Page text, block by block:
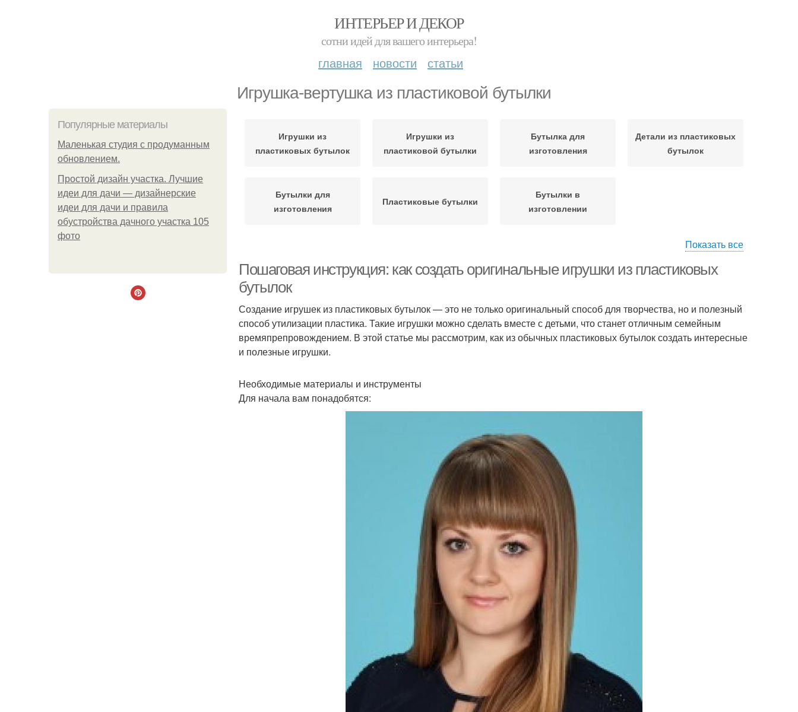
ИНТЕРЬЕР И ДЕКОР
сотни идей для вашего интерьера!
главная новости статьи
Игрушка-вертушка из пластиковой бутылки
Популярные материалы
Маленькая студия с продуманным
обновлением.
Простой дизайн участка. Лучшие
идеи для дачи — дизайнерские
идеи для дачи и правила
обустройства дачного участка 105
фото
Игрушки из
пластиковых бутылок
Игрушки из
пластиковой бутылки
Бутылка для
изготовления
Детали из пластиковых
бутылок
Бутылки для
изготовления
Пластиковые бутылки
Бутылки в
изготовлении
Показать все
Пошаговая инструкция: как создать оригинальные игрушки из пластиковых
бутылок
Создание игрушек из пластиковых бутылок — это не только оригинальный способ для творчества, но и полезный
способ утилизации пластика. Такие игрушки можно сделать вместе с детьми, что станет отличным семейным
времяпрепровождением. В этой статье мы рассмотрим, как из обычных пластиковых бутылок создать интересные
и полезные игрушки.
Необходимые материалы и инструменты
Для начала вам понадобятся: